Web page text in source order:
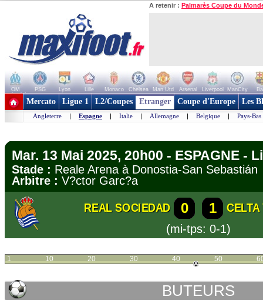
A retenir : Palmarès Coupe du
OM PSG Lyon Lille Monaco Chelsea Man Utd Arsenal Liverpool ManCity
+ de clubs
Mercato Ligue 1 L2/Coupes Etranger Coupe d'Europe Les
Angleterre | Espagne | Italie | Allemagne | Belgique | Pays-Bas
Mar. 13 Mai 2025, 20h00 - ESPAGNE -
Stade : Reale Arena à Donostia-San
Arbitre : V?ctor Garc?a
REAL SOCIEDAD 0 1
(mi-tps: 0-1)
1 10 20 30 40 50
BUTEURS